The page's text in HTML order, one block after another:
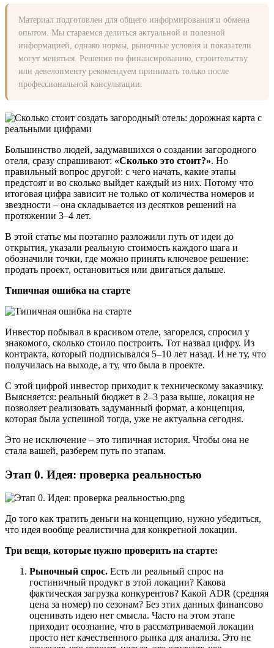
Материал подготовлен для общего информирования и обмена
опытом. Мы стараемся делиться актуальной и полезной
информацией, однако нормы, рыночные условия и показатели
могут меняться. Решения по финансированию, строительству
или девелопменту рекомендуем принимать только после
профессиональной консультации.
Большинство людей, задумавшихся о создании загородного
отеля, сразу спрашивают: «Сколько это стоит?». Но
правильный вопрос другой: с чего начать, какие этапы
предстоят и во сколько выйдет каждый из них. Потому что
итоговая цифра зависит не только от количества номеров и
звездности – она складывается из десятков решений на
протяжении 3–4 лет.
В этой статье мы поэтапно разложили путь от идеи до
открытия, указали реальную стоимость каждого шага и
обозначили точки, где можно принять ключевое решение:
продать проект, остановиться или двигаться дальше.
Типичная ошибка на старте
Инвестор побывал в красивом отеле, загорелся, спросил у
знакомого, сколько стоило построить. Тот назвал цифру. Из
контракта, который подписывался 5–10 лет назад. И не ту, что
получилась на выходе, а ту, что была в проекте.
С этой цифрой инвестор приходит к техническому заказчику.
Выясняется: реальный бюджет в 2–3 раза выше, локация не
позволяет реализовать задуманный формат, а концепция,
которая была успешной тогда, уже не актуальна сегодня.
Это не исключение – это типичная история. Чтобы она не
стала вашей, разберем путь по этапам.
Этап 0. Идея: проверка реальностью
До того как тратить деньги на концепцию, нужно убедиться,
что идея вообще реалистична для конкретной локации.
Три вещи, которые нужно проверить на старте:
Рыночный спрос. Есть ли реальный спрос на
гостиничный продукт в этой локации? Какова
фактическая загрузка конкурентов? Какой ADR (средняя
цена за номер) по сезонам? Без этих данных финансово
оценивать идею нет смысла. Часто на этом этапе
приходит осознание, что в рассматриваемой локации
просто нет качественного рынка для анализа. Это не